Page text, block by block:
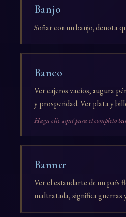
Banjo
Soñar con un banjo, denota
Banco
Ver cajeros vacíos, augura
y prosperidad. Ver plata y
Haga clic aquí para el completo
Banner
Ver el estandarte de un país
maltratada, significa guerras